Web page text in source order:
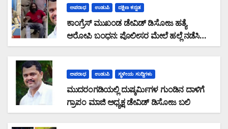
ಅಪರಾಧ ಉಡುಪಿ ದಕ್ಷಿಣ ಕನ್ನಡ
ಕಾಂಗ್ರೆಸ್ ಮುಖಂಡ ಡೇವಿಡ್ ಡಿಸೋಜ ಹತ್ಯೆ
ಆರೋಪಿ ಬಂಧನ: ಪೊಲೀಸರ ಮೇಲೆ ಹಲ್ಲೆ ನಡೆಸಿ
ಪರಾರಿಯಾಗುತ್ತಿದ್ದ ಆರೋಪಿ ಕಾಲಿಗೆ ಫೈರಿಂಗ್
ಅಪರಾಧ ಉಡುಪಿ ಸ್ಥಳೀಯ ಸುದ್ದಿಗಳು
ಮುದರಂಗಡಿಯಲ್ಲಿ ದುಷ್ಕರ್ಮಿಗಳ ಗುಂಡಿನ ದಾಳಿಗೆ
ಗ್ರಾಪಂ ಮಾಜಿ ಅಧ್ಯಕ್ಷ ಡೇವಿಡ್ ಡಿಸೋಜ ಬಲಿ